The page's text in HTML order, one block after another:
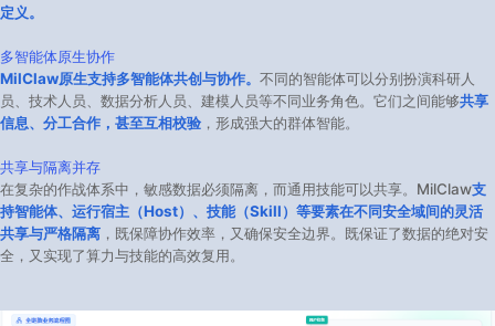
定义。
多智能体原生协作
MilClaw原生支持多智能体共创与协作。 不同的智能体可以分别扮演科研人
员、技术人员、数据分析人员、建模人员等不同业务角色。它们之间能够共享
信息、分工合作，甚至互相校验 ，形成强大的群体智能。
共享与隔离并存
在复杂的作战体系中，敏感数据必须隔离，而通用技能可以共享。MilClaw支
持智能体、运行宿主（Host）、技能（Skill）等要素在不同安全域间的灵活
共享与严格隔离 ，既保障协作效率，又确保安全边界。既保证了数据的绝对安
全，又实现了算力与技能的高效复用。